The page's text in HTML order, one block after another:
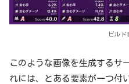
ビルド
このような画像を生成するサ
れには、とある要素が一つ付